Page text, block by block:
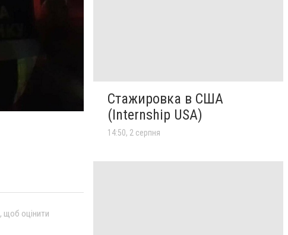
, щоб оцінити
Стажировка в США
(Internship USA)
14:50, 2 серпня